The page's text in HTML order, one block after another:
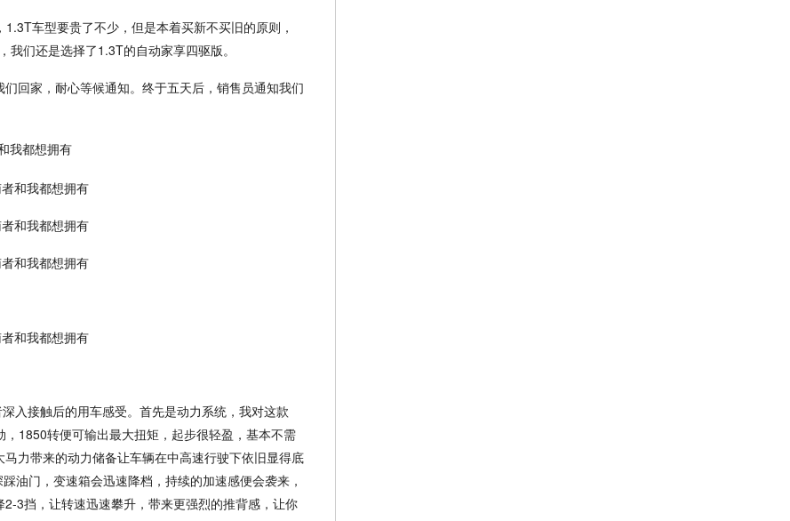
车型要贵了不少，但是本着买新不买旧的原则，
们还是选择了1.3T的自动家享四驱版。
回家，耐心等候通知。终于五天后，销售员通知我们
入接触后的用车感受。首先是动力系统，我对这款
1850转便可输出最大扭矩，起步很轻盈，基本不需
力带来的动力储备让车辆在中高速行驶下依旧显得底
油门，变速箱会迅速降档，持续的加速感便会袭来，
3挡，让转速迅速攀升，带来更强烈的推背感，让你